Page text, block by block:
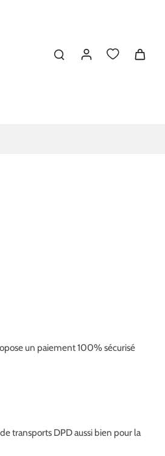
un paiement 100% sécurisé
transports DPD aussi bien pour la